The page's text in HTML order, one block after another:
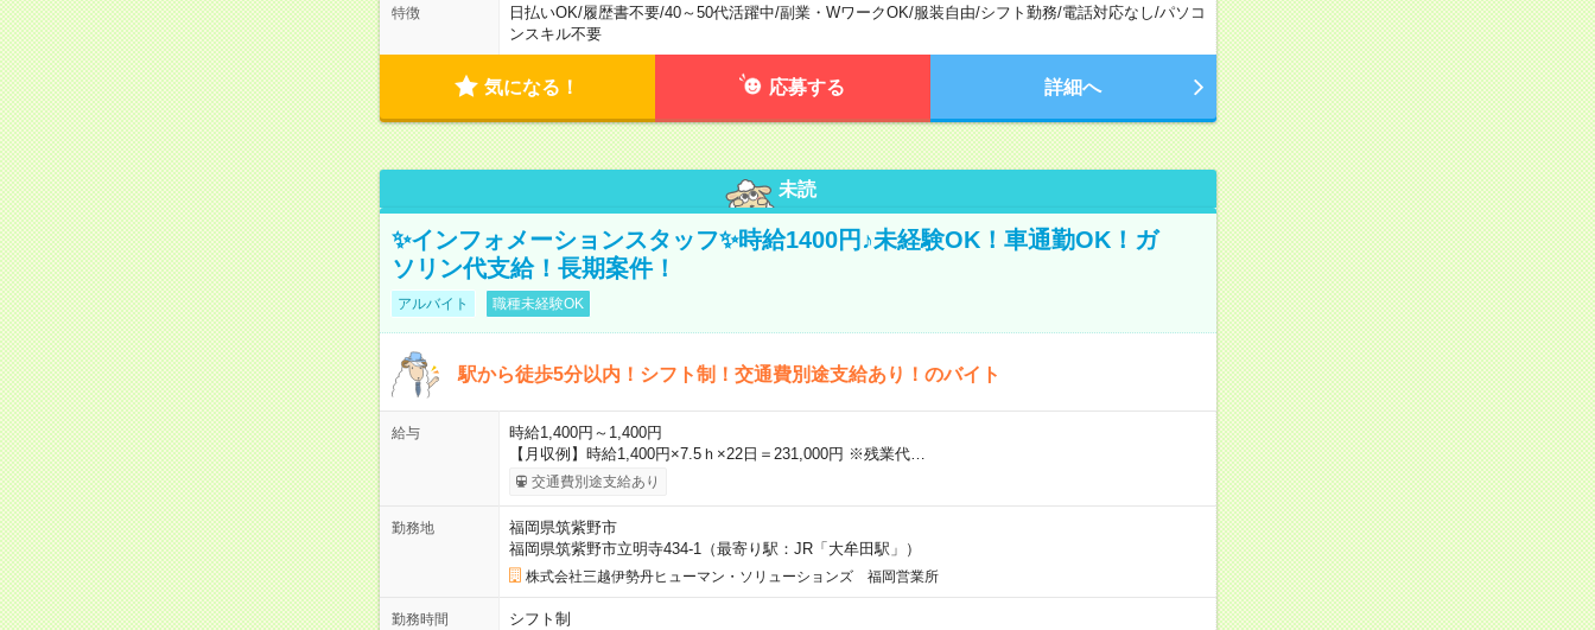
特徴 日払いOK/履歴書不要/40～50代活躍中/副業・WワークOK/服装自由/シフト勤務/電話対応なし/パソコ
ンスキル不要
気になる！ 応募する 詳細へ
未読
✨インフォメーションスタッフ✨時給1400円♪未経験OK！車通勤OK！ガ
ソリン代支給！長期案件！
アルバイト 職種未経験OK
駅から徒歩5分以内！シフト制！交通費別途支給あり！のバイト
給与
時給1,400円～1,400円
【月収例】時給1,400円×7.5ｈ×22日＝231,000円 ※残業代…
交通費別途支給あり
勤務地
福岡県筑紫野市
福岡県筑紫野市立明寺434-1（最寄り駅：JR「大牟田駅」）
株式会社三越伊勢丹ヒューマン・ソリューションズ 福岡営業所
勤務時間 シフト制